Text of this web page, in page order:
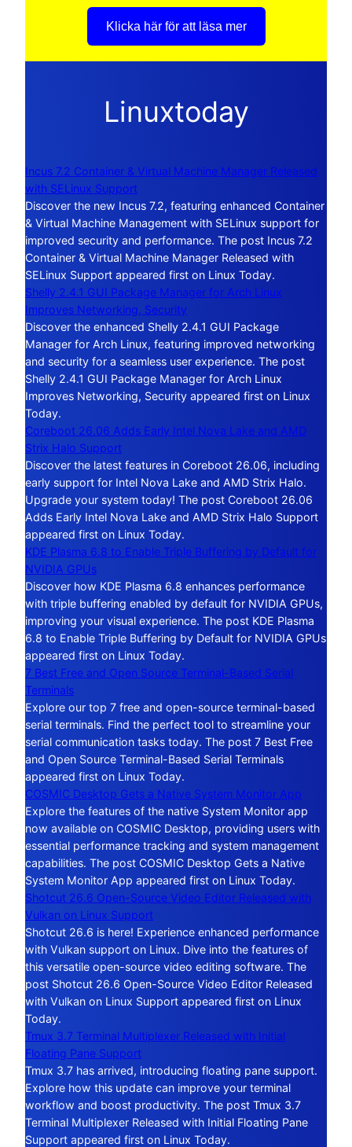
Klicka här för att läsa mer
Linuxtoday
Incus 7.2 Container & Virtual Machine Manager Released
with SELinux Support
Discover the new Incus 7.2, featuring enhanced Container
& Virtual Machine Management with SELinux support for
improved security and performance. The post Incus 7.2
Container & Virtual Machine Manager Released with
SELinux Support appeared first on Linux Today.
Shelly 2.4.1 GUI Package Manager for Arch Linux
Improves Networking, Security
Discover the enhanced Shelly 2.4.1 GUI Package
Manager for Arch Linux, featuring improved networking
and security for a seamless user experience. The post
Shelly 2.4.1 GUI Package Manager for Arch Linux
Improves Networking, Security appeared first on Linux
Today.
Coreboot 26.06 Adds Early Intel Nova Lake and AMD
Strix Halo Support
Discover the latest features in Coreboot 26.06, including
early support for Intel Nova Lake and AMD Strix Halo.
Upgrade your system today! The post Coreboot 26.06
Adds Early Intel Nova Lake and AMD Strix Halo Support
appeared first on Linux Today.
KDE Plasma 6.8 to Enable Triple Buffering by Default for
NVIDIA GPUs
Discover how KDE Plasma 6.8 enhances performance
with triple buffering enabled by default for NVIDIA GPUs,
improving your visual experience. The post KDE Plasma
6.8 to Enable Triple Buffering by Default for NVIDIA GPUs
appeared first on Linux Today.
7 Best Free and Open Source Terminal-Based Serial
Terminals
Explore our top 7 free and open-source terminal-based
serial terminals. Find the perfect tool to streamline your
serial communication tasks today. The post 7 Best Free
and Open Source Terminal-Based Serial Terminals
appeared first on Linux Today.
COSMIC Desktop Gets a Native System Monitor App
Explore the features of the native System Monitor app
now available on COSMIC Desktop, providing users with
essential performance tracking and system management
capabilities. The post COSMIC Desktop Gets a Native
System Monitor App appeared first on Linux Today.
Shotcut 26.6 Open-Source Video Editor Released with
Vulkan on Linux Support
Shotcut 26.6 is here! Experience enhanced performance
with Vulkan support on Linux. Dive into the features of
this versatile open-source video editing software. The
post Shotcut 26.6 Open-Source Video Editor Released
with Vulkan on Linux Support appeared first on Linux
Today.
Tmux 3.7 Terminal Multiplexer Released with Initial
Floating Pane Support
Tmux 3.7 has arrived, introducing floating pane support.
Explore how this update can improve your terminal
workflow and boost productivity. The post Tmux 3.7
Terminal Multiplexer Released with Initial Floating Pane
Support appeared first on Linux Today.